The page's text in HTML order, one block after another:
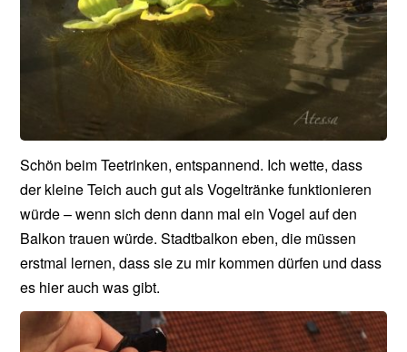
Schön beim Teetrinken, entspannend. Ich wette, dass
der kleine Teich auch gut als Vogeltränke funktionieren
würde – wenn sich denn dann mal ein Vogel auf den
Balkon trauen würde. Stadtbalkon eben, die müssen
erstmal lernen, dass sie zu mir kommen dürfen und dass
es hier auch was gibt.